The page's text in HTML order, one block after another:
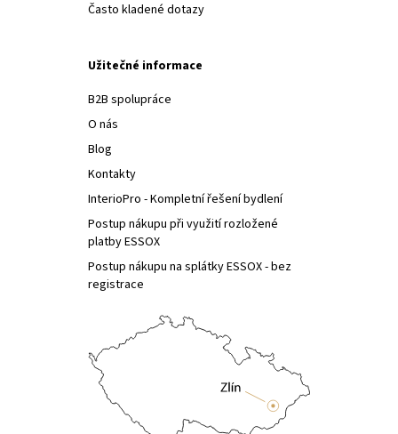
Často kladené dotazy
Užitečné informace
B2B spolupráce
O nás
Blog
Kontakty
InterioPro - Kompletní řešení bydlení
Postup nákupu při využití rozložené
platby ESSOX
Postup nákupu na splátky ESSOX - bez
registrace